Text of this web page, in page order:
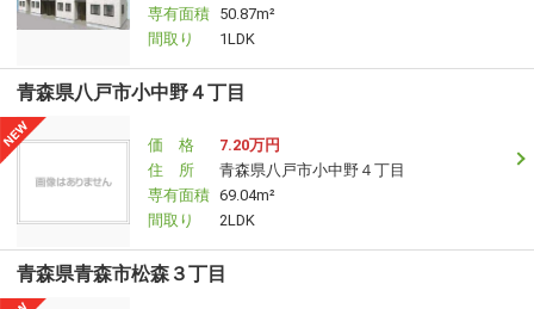
専有面積 50.87m²
間取り
1LDK
青森県八戸市小中野４丁目
価 格
7.20万円
住 所
青森県八戸市小中野４丁目
専有面積 69.04m²
間取り
2LDK
青森県青森市松森３丁目